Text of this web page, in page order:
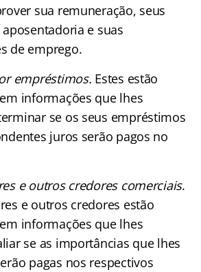
sua remuneração, seus
e suas
de emprego.
empréstimos. Estes estão
informações que lhes
se os seus empréstimos
juros serão pagos no
e outros credores comerciais.
e outros credores estão
informações que lhes
se as importâncias que lhes
pagas nos respectivos